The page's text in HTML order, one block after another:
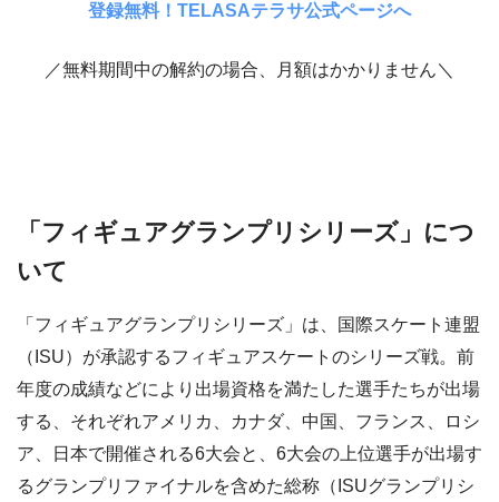
登録無料！TELASAテラサ公式ページへ
／無料期間中の解約の場合、月額はかかりません＼
「フィギュアグランプリシリーズ」につ
いて
「フィギュアグランプリシリーズ」は、国際スケート連盟
（ISU）が承認するフィギュアスケートのシリーズ戦。前
年度の成績などにより出場資格を満たした選手たちが出場
する、それぞれアメリカ、カナダ、中国、フランス、ロシ
ア、日本で開催される6大会と、6大会の上位選手が出場す
るグランプリファイナルを含めた総称（ISUグランプリシ